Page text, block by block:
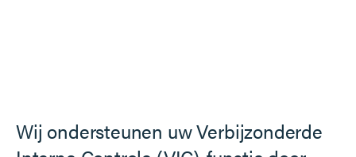
Wij ondersteunen uw Verbijzonderde